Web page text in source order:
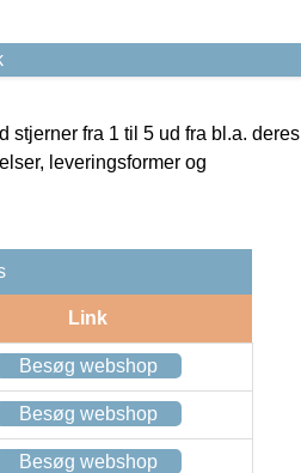
fra 1 til 5 ud fra bl.a. deres
leveringsformer og
Link
Besøg webshop
Besøg webshop
Besøg webshop